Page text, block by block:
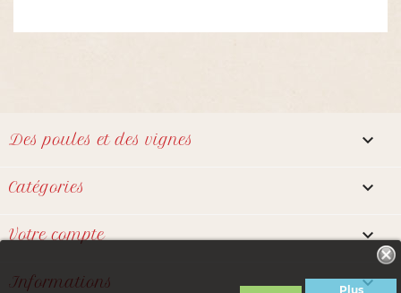
utilisateur et nous vous
Plus
Des poules et des vignes 
Catégories 
Votre compte 
Informations 